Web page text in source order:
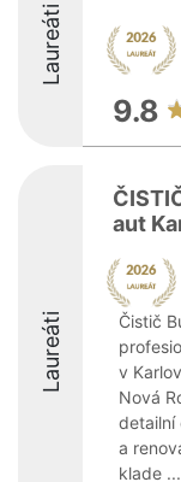
Laureáti
9.8
Laureáti
aut
Čistič
v
Nová
detailní
a
klade ...